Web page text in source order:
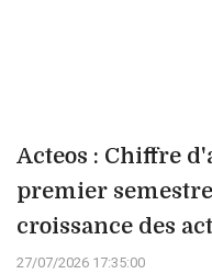
Acteos : Chiffre
premier
croissance des
27/07/2026 17:35:00